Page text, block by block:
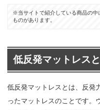
※当サイトで紹介している商品の中
ものがあります。
低反発マットレス
低反発マットレスとは、反発
ったマットレスのことです。